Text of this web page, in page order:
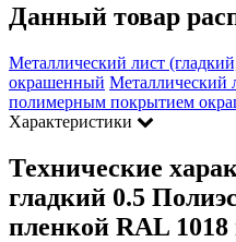
Данный товар
Металлический лист
окрашенный Металлический
полимерным покрытием
Характеристики
Технические
гладкий 0.5
пленкой RAL